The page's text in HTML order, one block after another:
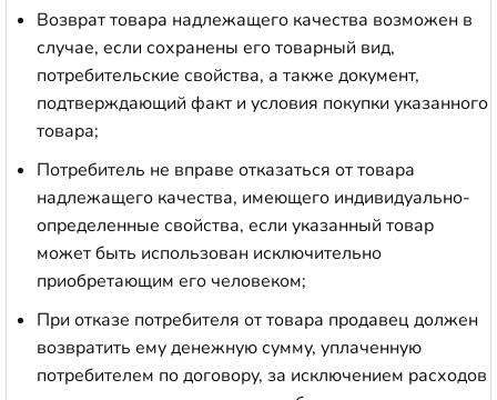
Возврат товара надлежащего качества возможен в
случае, если сохранены его товарный вид,
потребительские свойства, а также документ,
подтверждающий факт и условия покупки указанного
товара;
Потребитель не вправе отказаться от товара
надлежащего качества, имеющего индивидуально-
определенные свойства, если указанный товар
может быть использован исключительно
приобретающим его человеком;
При отказе потребителя от товара продавец должен
возвратить ему денежную сумму, уплаченную
потребителем по договору, за исключением расходов